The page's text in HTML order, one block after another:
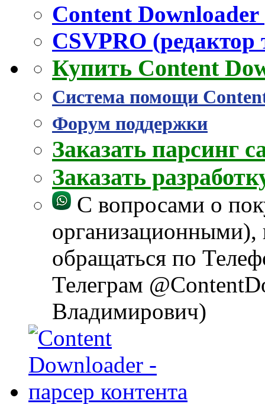
Content Downloader
CSVPRO (редактор
Купить Content
Система помощи
Форум поддержки
Заказать парсинг
Заказать
С вопросами о
обращаться по
Телеграм
Владимирович)